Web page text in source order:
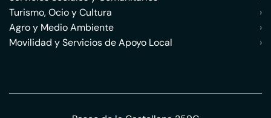
Turismo, Ocio y Cultura
›
Agro y Medio Ambiente
›
Movilidad y Servicios de Apoyo Local
›